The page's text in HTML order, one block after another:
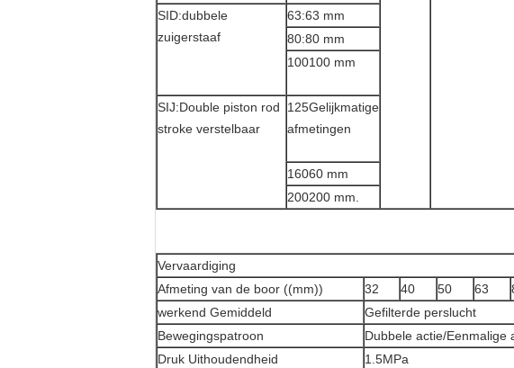
SID:dubbele
zuigerstaaf
63:63 mm
80:80 mm
100100 mm
SIJ:Double piston rod
stroke verstelbaar
125Gelijkmatige
afmetingen
16060 mm
200200 mm.
Vervaardiging
Afmeting van de boor ((mm))
32 40 50 63
werkend Gemiddeld
Gefilterde perslucht
Bewegingspatroon
Dubbele actie/Eenmalige
Druk Uithoudendheid
1.5MPa